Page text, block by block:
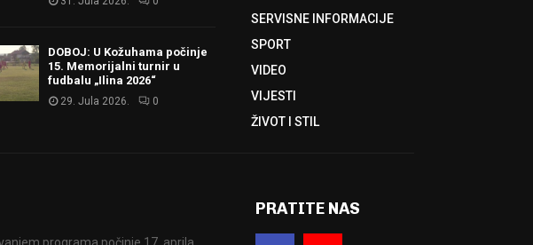
DOBOJ: U Kožuhama počinje
15. Memorijalni turnir u
fudbalu „Ilina 2026“
29. Jula 2026. 0
SERVISNE INFORMACIJE
SPORT
VIDEO
VIJESTI
ŽIVOT I STIL
programa počinje 17. aprila
PRATITE NAS